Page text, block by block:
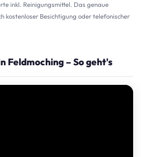
inkl. Reinigungsmittel. Das genaue
kostenloser Besichtigung oder telefonischer
Feldmoching – So geht's